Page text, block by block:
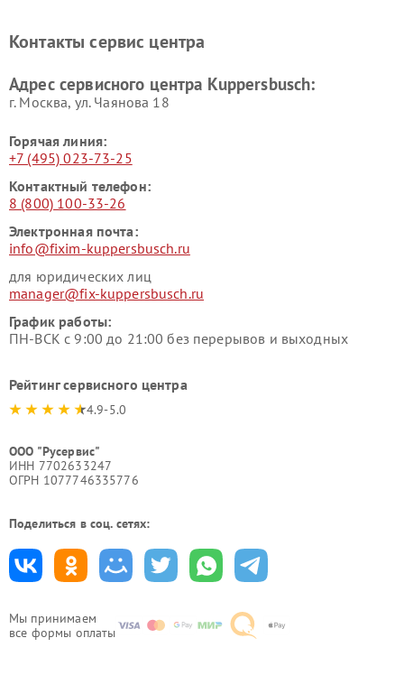
Мы принимаем
все формы оплаты
Kuppersbusch
вакуумных упаковщиков
Ремонт сушильных машин Kuppersbusch
Контакты сервис центра
Адрес сервисного центра Kuppersbusch:
г. Москва, ул. Чаянова 18
Горячая линия:
+7 (495) 023-73-25
Контактный телефон:
8 (800) 100-33-26
Электронная почта:
info@fixim-kuppersbusch.ru
для юридических лиц
manager@fix-kuppersbusch.ru
График работы:
ПН-ВСК с 9:00 до 21:00 без перерывов и выходных
Рейтинг сервисного центра
4.9-5.0
ООО "Русервис"
ИНН 7702633247
ОГРН 1077746335776
Поделиться в соц. сетях: